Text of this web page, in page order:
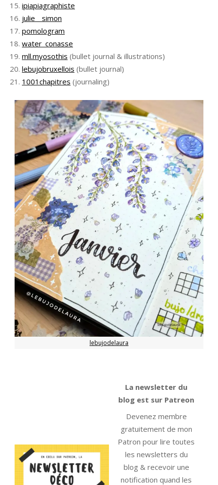
ipiapiagraphiste
julie__simon
pomologram
water_conasse
mll.myosothis (bullet journal & illustrations)
lebujobruxellois (bullet journal)
1001chapitres (journaling)
lebujodelaura
La newsletter du
blog est sur Patreon
Devenez membre
gratuitement de mon
Patron pour lire toutes
les newsletters du
blog & recevoir une
notification quand les